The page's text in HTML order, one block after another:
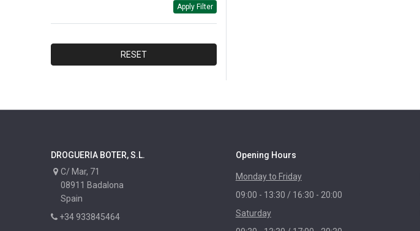
DYLON
PASO
RAYT
IBERIA
LIXONE
Apply Filter
RESET
DROGUERIA BOTER, S.L.
C/ Mar, 71
08911 Badalona
Spain
+34 933845464
Opening Hours
Monday to Friday
09:00 - 13:30 / 16:30 - 20:00
Saturday